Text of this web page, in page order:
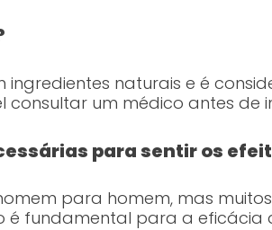
ingredientes naturais e é
consultar um médico antes de
para sentir os
para homem, mas
é fundamental para a eficácia